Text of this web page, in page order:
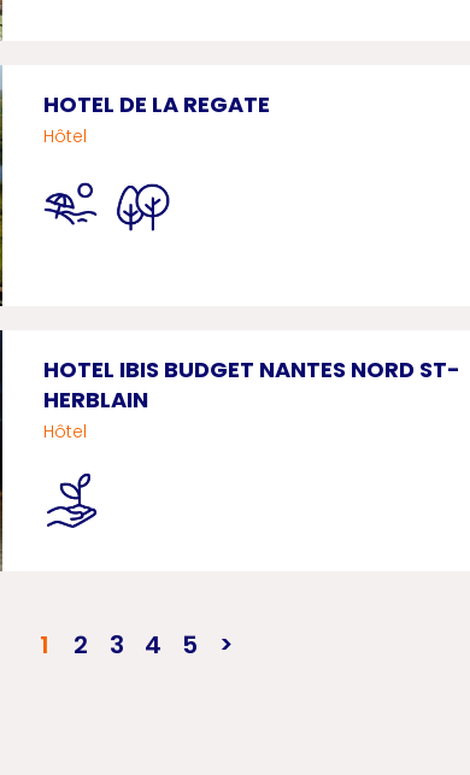
HOTEL DE LA REGATE
Hôtel
HOTEL IBIS BUDGET NANTES NORD ST-
HERBLAIN
Hôtel
Page courante
1
Page
2
Page
3
Page
4
Page
5